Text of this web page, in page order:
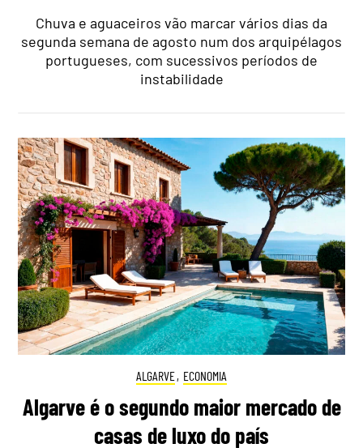
Chuva e aguaceiros vão marcar vários dias da
segunda semana de agosto num dos arquipélagos
portugueses, com sucessivos períodos de
instabilidade
ALGARVE, ECONOMIA
Algarve é o segundo maior mercado de
casas de luxo do país